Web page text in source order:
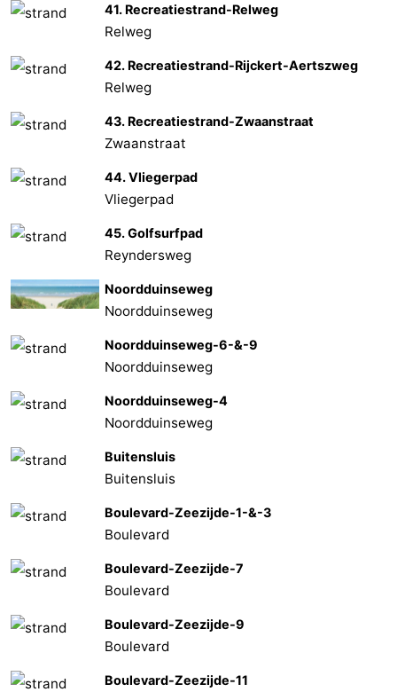
41. Recreatiestrand-Relweg
Relweg
42. Recreatiestrand-Rijckert-Aertszweg
Relweg
43. Recreatiestrand-Zwaanstraat
Zwaanstraat
44. Vliegerpad
Vliegerpad
45. Golfsurfpad
Reyndersweg
Noordduinseweg
Noordduinseweg
Noordduinseweg-6-&-9
Noordduinseweg
Noordduinseweg-4
Noordduinseweg
Buitensluis
Buitensluis
Boulevard-Zeezijde-1-&-3
Boulevard
Boulevard-Zeezijde-7
Boulevard
Boulevard-Zeezijde-9
Boulevard
Boulevard-Zeezijde-11